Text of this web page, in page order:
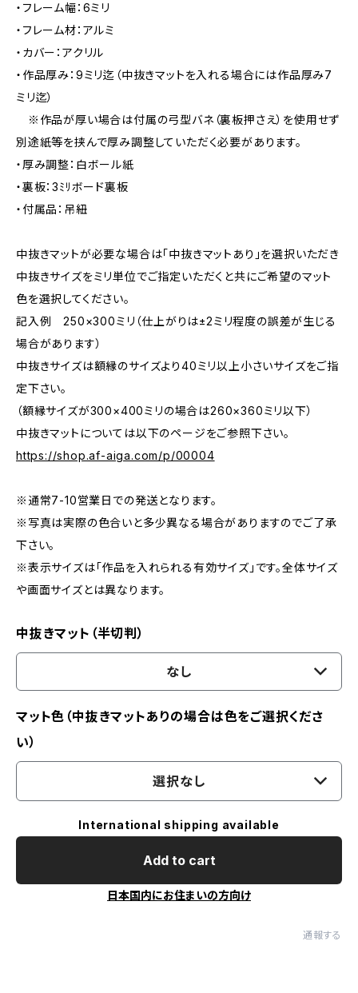
・フレーム幅：6ミリ
・フレーム材：アルミ
・カバー：アクリル
・作品厚み：9ミリ迄（中抜きマットを入れる場合には作品厚み7
ミリ迄）
※作品が厚い場合は付属の弓型バネ（裏板押さえ）を使用せず
別途紙等を挟んで厚み調整していただく必要があります。
・厚み調整：白ボール紙
・裏板：3ﾐﾘボード裏板
・付属品：吊紐
中抜きマットが必要な場合は「中抜きマットあり」を選択いただき
中抜きサイズをミリ単位でご指定いただくと共にご希望のマット
色を選択してください。
記入例 250×300ミリ（仕上がりは±2ミリ程度の誤差が生じる
場合があります）
中抜きサイズは額縁のサイズより40ミリ以上小さいサイズをご指
定下さい。
（額縁サイズが300×400ミリの場合は260×360ミリ以下）
中抜きマットについては以下のページをご参照下さい。
https://shop.af-aiga.com/p/00004
※通常7-10営業日での発送となります。
※写真は実際の色合いと多少異なる場合がありますのでご了承
下さい。
※表示サイズは「作品を入れられる有効サイズ」です。全体サイズ
や画面サイズとは異なります。
中抜きマット（半切判）
なし
マット色（中抜きマットありの場合は色をご選択くださ
い）
選択なし
International shipping available
Add to cart
日本国内にお住まいの方向け
通報する